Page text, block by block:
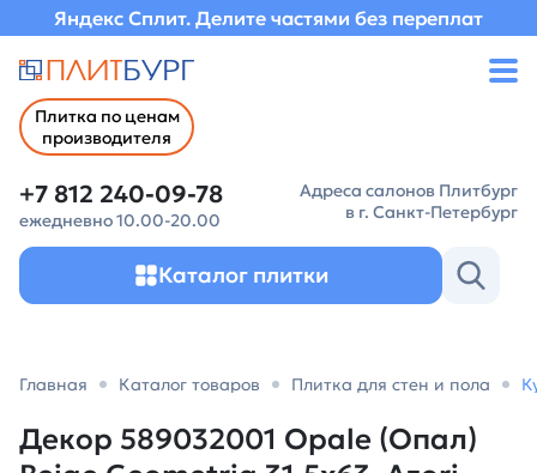
Яндекс Сплит. Делите частями без переплат
Плитка по ценам
производителя
+7 812 240-09-78
ежедневно 10.00-20.00
Адреса салонов Плитбург
в г. Санкт-Петербург
Каталог плитки
Главная Каталог товаров Плитка для стен и пола
Декор 589032001 Opale (Опал)